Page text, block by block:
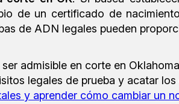
de un certificado de
de ADN legales pueden
ser admisible en corte en
legales de prueba y acatar
y aprender cómo cambiar un